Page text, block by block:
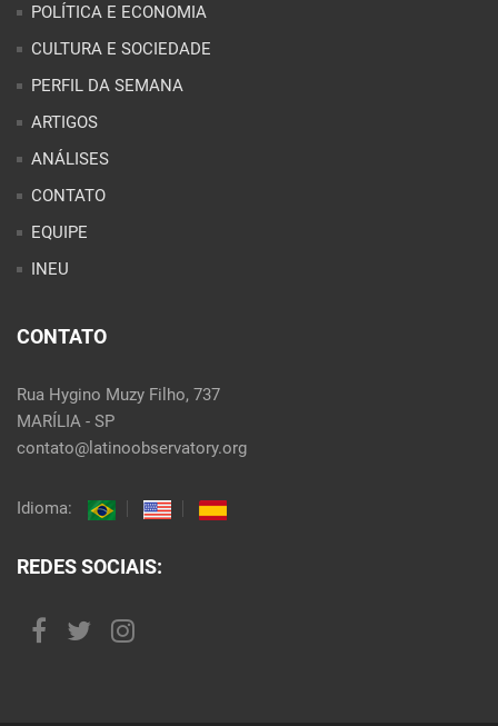
POLÍTICA E ECONOMIA
CULTURA E SOCIEDADE
PERFIL DA SEMANA
ARTIGOS
ANÁLISES
CONTATO
EQUIPE
INEU
CONTATO
Rua Hygino Muzy Filho, 737
MARÍLIA - SP
contato@latinoobservatory.org
Idioma:
REDES SOCIAIS: